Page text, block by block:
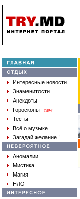
Интересные новости
Знаменитости
Анекдоты
Гороскопы
new
Тесты
Всё о музыке
Загадай желание !
Аномалии
Мистика
Магия
НЛО